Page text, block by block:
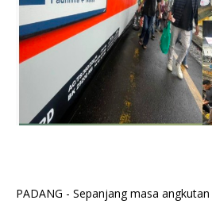
PADANG - Sepanjang masa